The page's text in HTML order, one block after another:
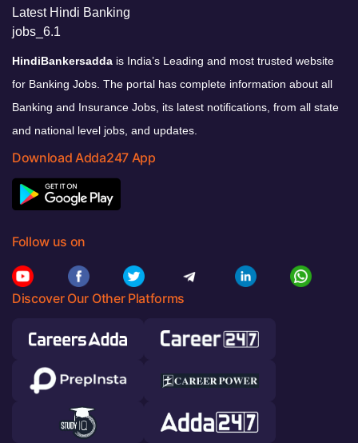
HindiBankersadda is India’s Leading and most trusted website
for Banking Jobs. The portal has complete information about all
Banking and Insurance Jobs, its latest notifications, from all state
and national level jobs, and updates.
Download Adda247 App
Follow us on
Discover Our Other Platforms